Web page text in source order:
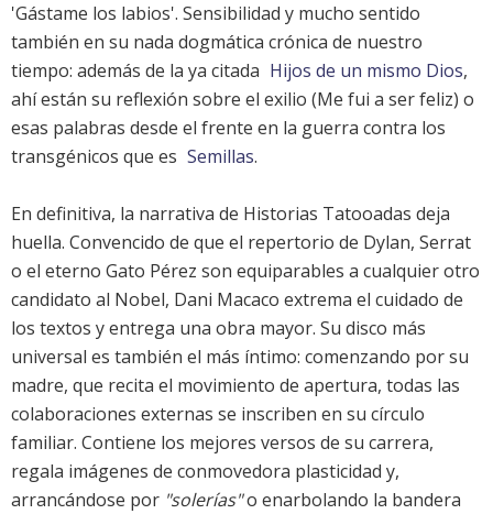
'Gástame los labios'. Sensibilidad y mucho sentido
también en su nada dogmática crónica de nuestro
tiempo: además de la ya citada Hijos de un mismo Dios,
ahí están su reflexión sobre el exilio (Me fui a ser feliz) o
esas palabras desde el frente en la guerra contra los
transgénicos que es Semillas.
En definitiva, la narrativa de Historias Tatooadas deja
huella. Convencido de que el repertorio de Dylan, Serrat
o el eterno Gato Pérez son equiparables a cualquier otro
candidato al Nobel, Dani Macaco extrema el cuidado de
los textos y entrega una obra mayor. Su disco más
universal es también el más íntimo: comenzando por su
madre, que recita el movimiento de apertura, todas las
colaboraciones externas se inscriben en su círculo
familiar. Contiene los mejores versos de su carrera,
regala imágenes de conmovedora plasticidad y,
arrancándose por "solerías"o enarbolando la bandera